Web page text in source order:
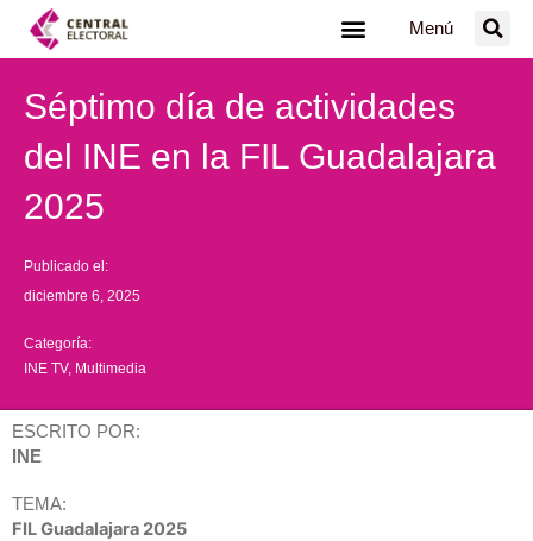
Menú
Séptimo día de actividades
del INE en la FIL Guadalajara
2025
Publicado el:
diciembre 6, 2025
Categoría:
INE TV, Multimedia
ESCRITO POR:
INE
TEMA:
FIL Guadalajara 2025